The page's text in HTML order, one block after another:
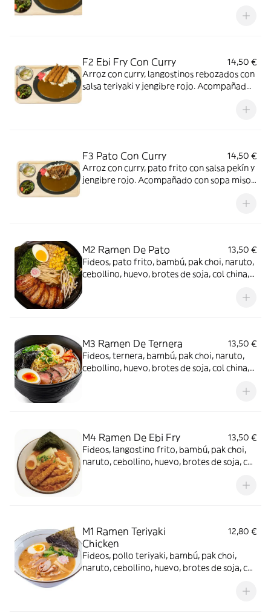
F2 Ebi Fry Con Curry
14,50 €
Arroz con curry, langostinos rebozados con
salsa teriyaki y jengibre rojo. Acompañado
F3 Pato Con Curry
14,50 €
Arroz con curry, pato frito con salsa pekín y
jengibre rojo. Acompañado con sopa miso
M2 Ramen De Pato
13,50 €
Fideos, pato frito, bambú, pak choi, naruto,
cebollino, huevo, brotes de soja, col china,
M3 Ramen De Ternera
13,50 €
Fideos, ternera, bambú, pak choi, naruto,
cebollino, huevo, brotes de soja, col china,
M4 Ramen De Ebi Fry
13,50 €
Fideos, langostino frito, bambú, pak choi,
naruto, cebollino, huevo, brotes de soja, col
M1 Ramen Teriyaki
Chicken
12,80 €
Fideos, pollo teriyaki, bambú, pak choi,
naruto, cebollino, huevo, brotes de soja, col